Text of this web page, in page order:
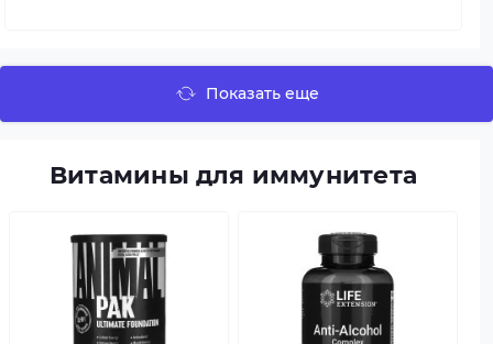
Показать еще
Витамины для иммунитета